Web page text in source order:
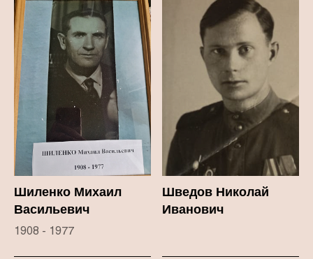
Шиленко Михаил
Васильевич
1908 - 1977
Шведов Николай
Иванович